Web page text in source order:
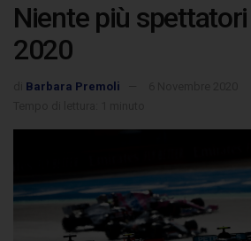
Niente più
2020
Barbara Premoli